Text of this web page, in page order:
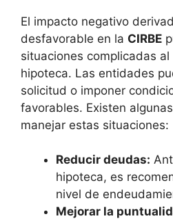
El impacto negativo
desfavorable en la CIRBE
situaciones complicadas
hipoteca. Las entidades
solicitud o imponer
favorables. Existen
manejar estas situaciones:
Reducir deudas:
hipoteca, es
nivel de
Mejorar la